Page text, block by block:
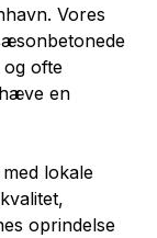
Vores
og ofte
en
lokale
oprindelse